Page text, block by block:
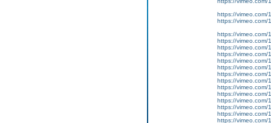
https://vimeo.com/
https://vimeo.com/
https://vimeo.com/
https://vimeo.com/
https://vimeo.com/
https://vimeo.com/
https://vimeo.com/
https://vimeo.com/
https://vimeo.com/
https://vimeo.com/
https://vimeo.com/
https://vimeo.com/
https://vimeo.com/
https://vimeo.com/
https://vimeo.com/
https://vimeo.com/